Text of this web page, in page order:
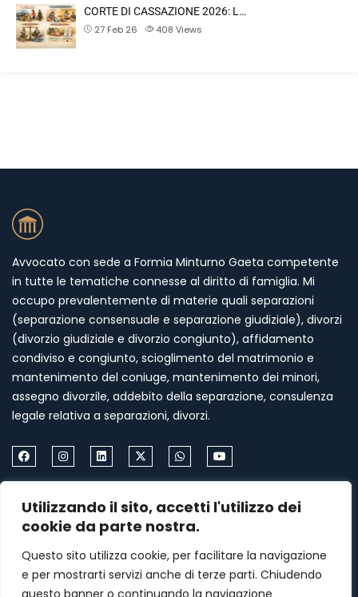
Utilizzando il sito, accetti l'utilizzo dei
cookie da parte nostra.
Questo sito utilizza cookie, per facilitare la navigazione
e per mostrarti servizi anche di terze parti. Chiudendo
questo banner o continuando la navigazione
CORTE DI CASSAZIONE 2026: L…
27 Feb 26
408 Views
Avvocato con sede a Formia Minturno Gaeta competente
in tutte le tematiche connesse al diritto di famiglia. Mi
occupo prevalentemente di materie quali separazioni
(separazione consensuale e separazione giudiziale), divorzi
(divorzio giudiziale e divorzio congiunto), affidamento
condiviso e congiunto, scioglimento del matrimonio e
mantenimento del coniuge, mantenimento dei minori,
assegno divorzile, addebito della separazione, consulenza
legale relativa a separazioni, divorzi.
Come Contattarmi
Formia via Palazzo Condotto 18
+39 339 459 87 67
menasomma75@gmail.com